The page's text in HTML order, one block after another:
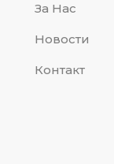
За Нас
Новости
Контакт